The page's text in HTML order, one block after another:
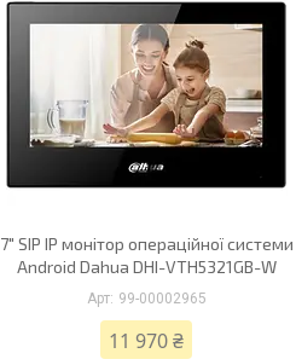
7" SIP IP монітор операційної системи
Android Dahua DHI-VTH5321GB-W
99-00002965
11 970 ₴